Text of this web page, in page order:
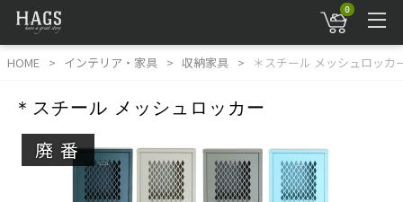
0
HOME インテリア・家具 収納家具 ＊スチール メッシュロッカ
＊スチール メッシュロッカー
廃番